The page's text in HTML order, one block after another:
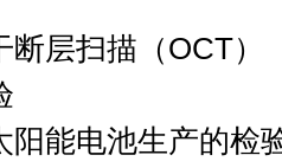
层扫描（OCT）
阳能电池生产的检